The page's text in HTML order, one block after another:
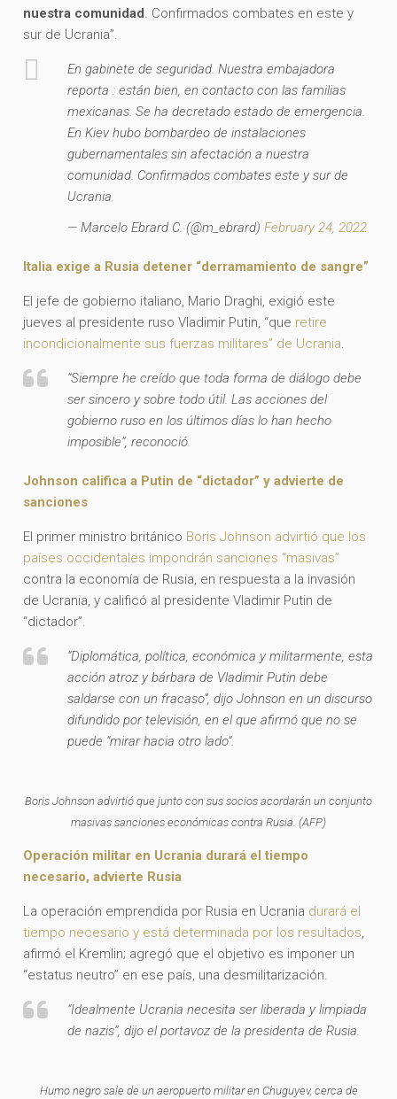
nuestra comunidad. Confirmados combates en este y
sur de Ucrania”.
En gabinete de seguridad. Nuestra embajadora
reporta : están bien, en contacto con las familias
mexicanas. Se ha decretado estado de emergencia.
En Kiev hubo bombardeo de instalaciones
gubernamentales sin afectación a nuestra
comunidad. Confirmados combates este y sur de
Ucrania.
— Marcelo Ebrard C. (@m_ebrard)February 24, 2022
Italia exige a Rusia detener “derramamiento de sangre”
El jefe de gobierno italiano, Mario Draghi, exigió este
jueves al presidente ruso Vladimir Putin, “que retire
incondicionalmente sus fuerzas militares” de Ucrania.
“Siempre he creído que toda forma de diálogo debe
ser sincero y sobre todo útil. Las acciones del
gobierno ruso en los últimos días lo han hecho
imposible”, reconoció.
Johnson califica a Putin de “dictador” y advierte de
sanciones
El primer ministro británico Boris Johnson advirtió que los
países occidentales impondrán sanciones “masivas”
contra la economía de Rusia, en respuesta a la invasión
de Ucrania, y calificó al presidente Vladimir Putin de
“dictador”.
“Diplomática, política, económica y militarmente, esta
acción atroz y bárbara de Vladimir Putin debe
saldarse con un fracaso”, dijo Johnson en un discurso
difundido por televisión, en el que afirmó que no se
puede “mirar hacia otro lado”.
Boris Johnson advirtió que junto con sus socios acordarán un conjunto
masivas sanciones económicas contra Rusia. (AFP)
Operación militar en Ucrania durará el tiempo
necesario, advierte Rusia
La operación emprendida por Rusia en Ucrania durará el
tiempo necesario y está determinada por los resultados,
afirmó el Kremlin; agregó que el objetivo es imponer un
“estatus neutro” en ese país, una desmilitarización.
“Idealmente Ucrania necesita ser liberada y limpiada
de nazis”, dijo el portavoz de la presidenta de Rusia.
Humo negro sale de un aeropuerto militar en Chuguyev, cerca de